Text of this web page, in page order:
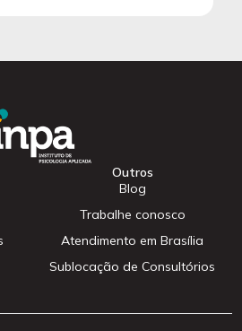
Outros
Blog
Trabalhe conosco
Atendimento em Brasília
Sublocação de Consultórios